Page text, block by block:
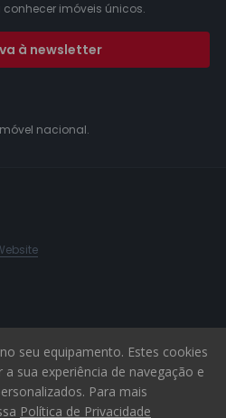
imóveis únicos.
à newsletter
nacional.
seu equipamento. Estes cookies
sua experiência de navegação e
Para mais
Política de Privacidade